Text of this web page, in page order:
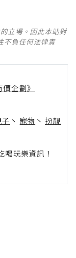
立場。因此本站對
不負任何法律責
企劃》
丶 寵物 丶 扮靚
玩樂資訊！